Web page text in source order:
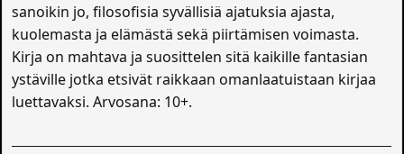
sanoikin jo, filosofisia syvällisiä ajatuksia ajasta,
kuolemasta ja elämästä sekä piirtämisen voimasta.
Kirja on mahtava ja suosittelen sitä kaikille fantasian
ystäville jotka etsivät raikkaan omanlaatuistaan kirjaa
luettavaksi. Arvosana: 10+.